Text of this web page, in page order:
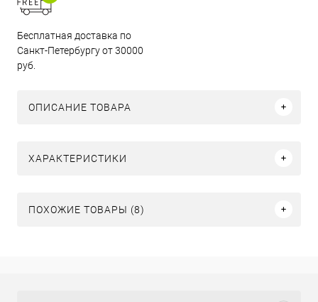
Бесплатная доставка по
Санкт-Петербургу от 30000
руб.
ОПИСАНИЕ ТОВАРА
ХАРАКТЕРИСТИКИ
ПОХОЖИЕ ТОВАРЫ (8)